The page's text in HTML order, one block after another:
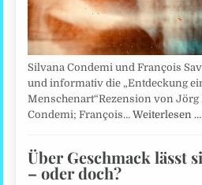
Silvana Condemi und François
und informativ die „Entdeckung
Menschenart“Rezension von Jörg
Condemi; François…Weiterlesen …
Über Geschmack lässt
– oder doch?